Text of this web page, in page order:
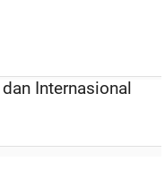
Internasional